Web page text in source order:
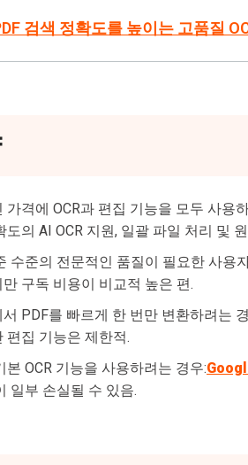
검색 정확도를 높이는 고품질
가격에 OCR과 편집 기능을 모두 사용
도의 AI OCR 지원, 일괄 파일 처리 및
수준의 전문적인 품질이 필요한 사용
구독 비용이 비교적 높은 편.
PDF를 빠르게 한 번만 변환하려는
편집 기능은 제한적.
본 OCR 기능을 사용하려는 경우:
일부 손실될 수 있음.